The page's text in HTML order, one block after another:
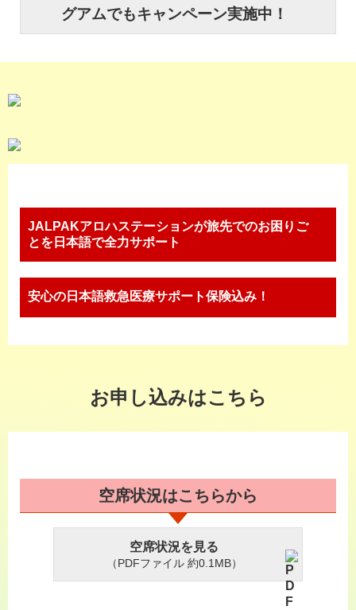
グアムでもキャンペーン実施中！
JALPAKアロハステーションが旅先でのお困りご
とを日本語で全力サポート
安心の日本語救急医療サポート保険込み！
お申し込みはこちら
空席状況はこちらから
空席状況を見る
（PDFファイル 約0.1MB）